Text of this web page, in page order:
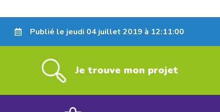
Publié le jeudi 04 juillet 2019 à 12:11:00
Je trouve mon projet